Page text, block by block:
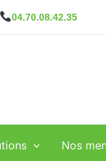
04.70.08.42.35
Nos